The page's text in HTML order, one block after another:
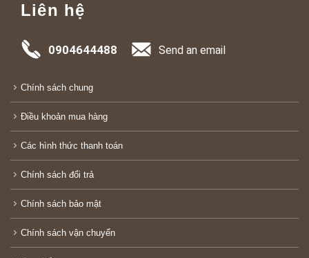
Liên hệ
0904644488 Send an email
Chính sách chung
Điều khoản mua hàng
Các hình thức thanh toán
Chính sách đổi trả
Chính sách bảo mật
Chính sách vận chuyển